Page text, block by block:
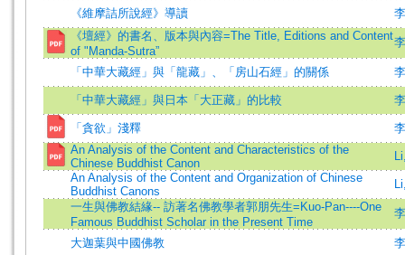
《維摩詰所說經》導讀
《壇經》的書名、版本與內容=The Title, Editions and Content
of "Manda-Sutra”
「中華大藏經」與「龍藏」、「房山石經」的關係
「中華大藏經」與日本「大正藏」的比較
「貪欲」淺釋
An Analysis of the Content and Characteristics of the
Chinese Buddhist Canon
An Analysis of the Content and Organization of Chinese
Buddhist Canons
一生與佛教結緣-- 訪著名佛教學者郭朋先生=Kuo-Pan----One
Famous Buddhist Scholar in the Present Time
大迦葉與中國佛教